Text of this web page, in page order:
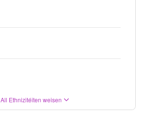
All Ethnizitéiten weisen